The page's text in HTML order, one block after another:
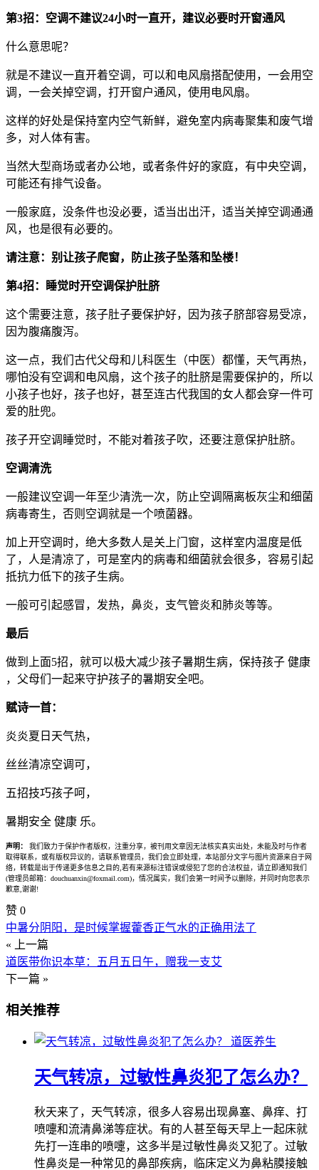
第3招：空调不建议24小时一直开，建议必要时开窗通风
什么意思呢？
就是不建议一直开着空调，可以和电风扇搭配使用，一会用空
调，一会关掉空调，打开窗户通风，使用电风扇。
这样的好处是保持室内空气新鲜，避免室内病毒聚集和废气增
多，对人体有害。
当然大型商场或者办公地，或者条件好的家庭，有中央空调，
可能还有排气设备。
一般家庭，没条件也没必要，适当出出汗，适当关掉空调通通
风，也是很有必要的。
请注意：别让孩子爬窗，防止孩子坠落和坠楼！
第4招：睡觉时开空调保护肚脐
这个需要注意，孩子肚子要保护好，因为孩子脐部容易受凉，
因为腹痛腹泻。
这一点，我们古代父母和儿科医生（中医）都懂，天气再热，
哪怕没有空调和电风扇，这个孩子的肚脐是需要保护的，所以
小孩子也好，孩子也好，甚至连古代我国的女人都会穿一件可
爱的肚兜。
孩子开空调睡觉时，不能对着孩子吹，还要注意保护肚脐。
空调清洗
一般建议空调一年至少清洗一次，防止空调隔离板灰尘和细菌
病毒寄生，否则空调就是一个喷菌器。
加上开空调时，绝大多数人是关上门窗，这样室内温度是低
了，人是清凉了，可是室内的病毒和细菌就会很多，容易引起
抵抗力低下的孩子生病。
一般可引起感冒，发热，鼻炎，支气管炎和肺炎等等。
最后
做到上面5招，就可以极大减少孩子暑期生病，保持孩子 健康
，父母们一起来守护孩子的暑期安全吧。
赋诗一首：
炎炎夏日天气热，
丝丝清凉空调可，
五招技巧孩子呵，
暑期安全 健康 乐。
声明：
我们致力于保护作者版权，注重分享，被刊用文章因无法核实真实出处，未能及时与作者
取得联系，或有版权异议的，请联系管理员，我们会立即处理，本站部分文字与图片资源来自于网
络，转载是出于传递更多信息之目的,若有来源标注错误或侵犯了您的合法权益，请立即通知我们
(管理员邮箱：douchuanxin@foxmail.com)，情况属实，我们会第一时间予以删除，并同时向您表示
歉意,谢谢!
赞 0
中暑分阴阳，是时候掌握藿香正气水的正确用法了
« 上一篇
道医带你识本草：五月五日午，赠我一支艾
下一篇 »
相关推荐
道医养生
天气转凉，过敏性鼻炎犯了怎么办？
秋天来了，天气转凉，很多人容易出现鼻塞、鼻痒、打
喷嚏和流清鼻涕等症状。有的人甚至每天早上一起床就
先打一连串的喷嚏，这多半是过敏性鼻炎又犯了。过敏
性鼻炎是一种常见的鼻部疾病，临床定义为鼻粘膜接触